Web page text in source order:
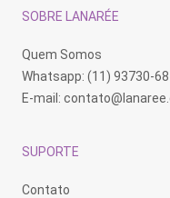
SOBRE LANARÉE
Quem Somos
Whatsapp: (11) 93730-
E-mail:
SUPORTE
Contato